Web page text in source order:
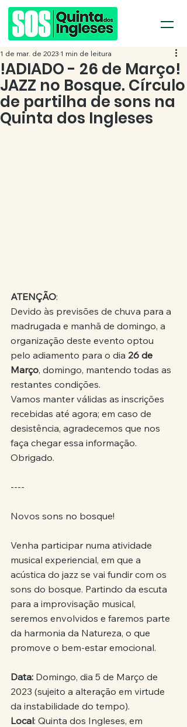
!ADIADO - 26 de Março!
JAZZ no Bosque. Círculo
de partilha de sons na
Quinta dos Ingleses
1 de mar. de 2023 1 min de leitura
ATENÇÃO:
Devido às previsões de chuva para a
madrugada e manhã de domingo, a
organização deste evento optou
pelo adiamento para o dia 26 de
Março, domingo, mantendo todas as
restantes condições.
Vamos manter válidas as inscrições
recebidas até agora; em caso de
desistência, agradecemos que nos
faça chegar essa informação.
Obrigado.
----
Novos sons no bosque!
Venha participar numa atividade
musical experiencial, em que a
acústica do jazz se vai fundir com os
sons do bosque. Partindo da escuta
para a improvisação musical,
seremos envolvidos e faremos parte
da harmonia da Natureza, o que
promove o bem-estar emocional.
Data: Domingo, dia 5 de Março de
2023 (sujeito a alteração em virtude
da instabilidade do tempo).
Local: Quinta dos Ingleses, em